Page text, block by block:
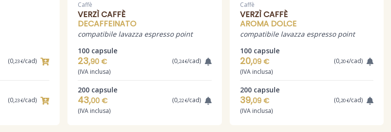
(0,23 €/cad)
(0,23 €/cad)
Caffè
VERZÌ CAFFÈ
DECAFFEINATO
compatibile lavazza espresso point
100 capsule
23,90 € (0,24 €/cad)
(IVA inclusa)
200 capsule
43,00 € (0,22 €/cad)
(IVA inclusa)
Caffè
VERZÌ CAFFÈ
AROMA DOLCE
compatibile lavazza espresso point
100 capsule
20,09 € (0,20 €/cad)
(IVA inclusa)
200 capsule
39,09 € (0,20 €/cad)
(IVA inclusa)